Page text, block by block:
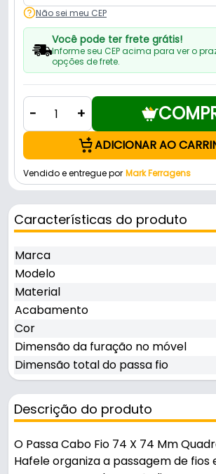
Não sei meu CEP
Você pode ter frete grátis!
Informe seu CEP acima para ver o
opções de frete.
- +
ADICIONAR AO
Vendido e entregue por Mark Ferragens
Características do produto
Marca
Modelo
Material
Acabamento
Cor
Dimensão da furação no móvel
Dimensão total do passa fio
Descrição do produto
O Passa Cabo Fio 74 X 74 Mm
Hafele organiza a passagem de fios